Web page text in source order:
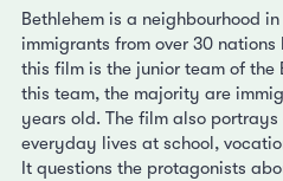
Bethlehem is a neighbourhood
immigrants from over 30
this film is the junior team of the
this team, the majority are
years old. The film also
everyday lives at school,
It questions the protagonists